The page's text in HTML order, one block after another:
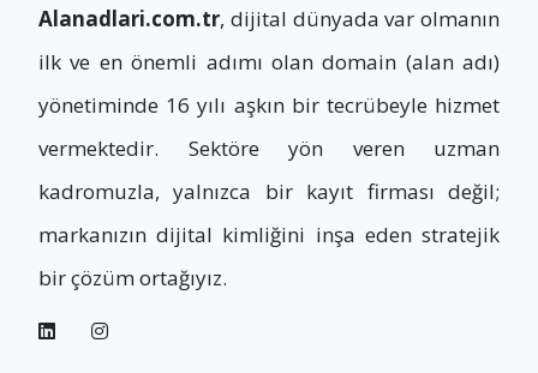
Alanadlari.com.tr, dijital dünyada var olmanın
ilk ve en önemli adımı olan domain (alan adı)
yönetiminde 16 yılı aşkın bir tecrübeyle hizmet
vermektedir. Sektöre yön veren uzman
kadromuzla, yalnızca bir kayıt firması değil;
markanızın dijital kimliğini inşa eden stratejik
bir çözüm ortağıyız.